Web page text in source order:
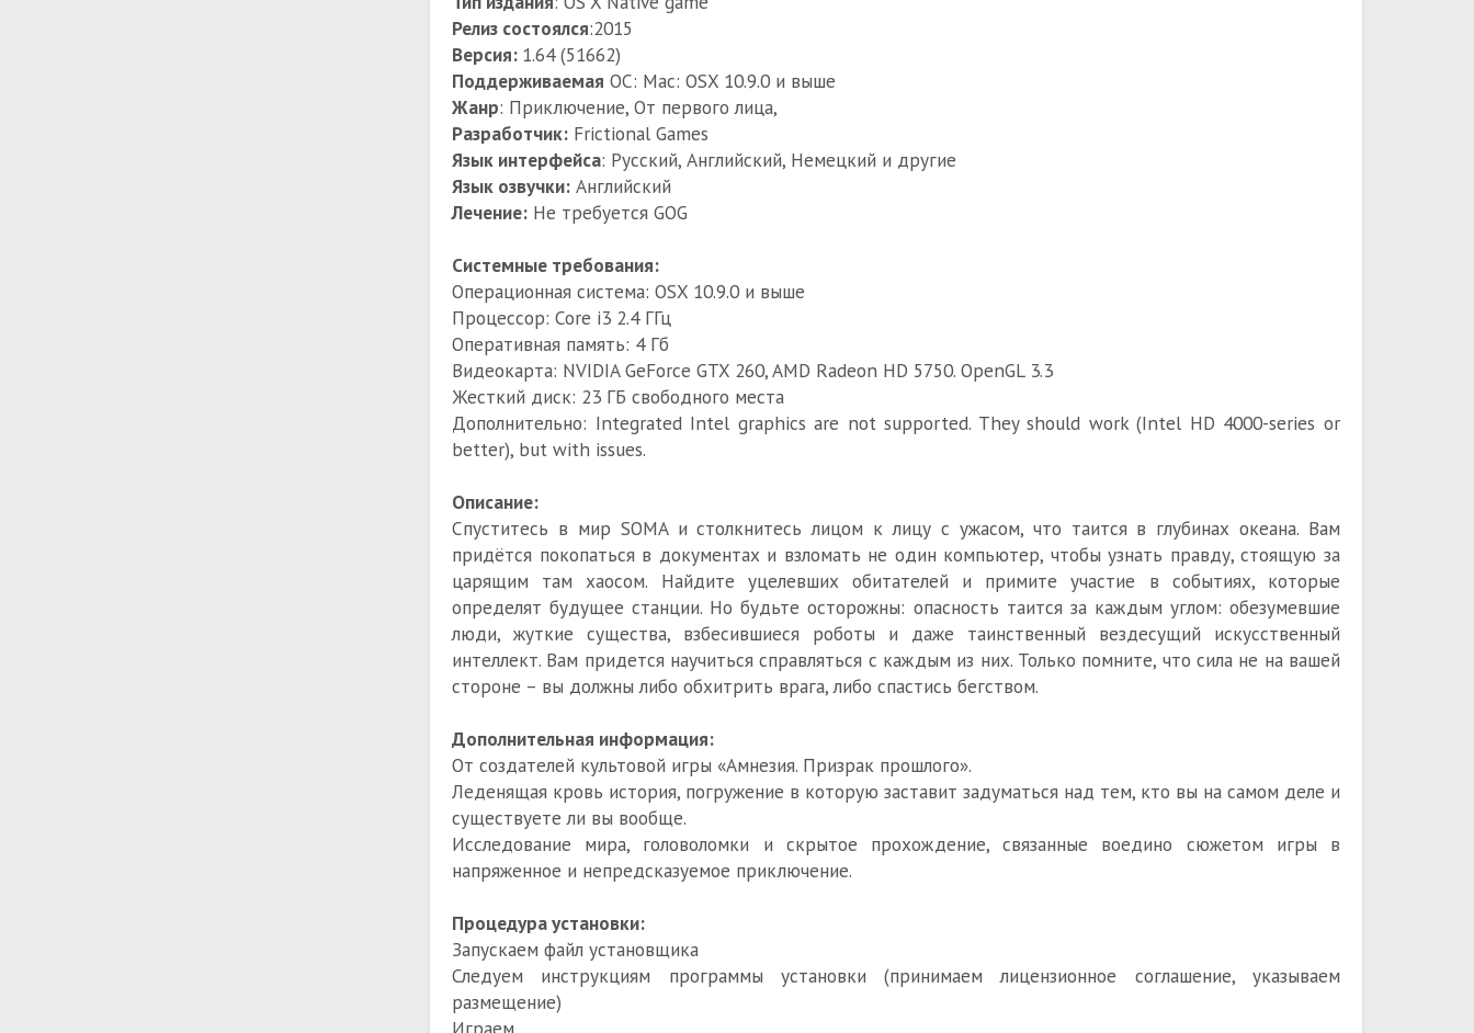
Релиз состоялся:2015
Версия: 1.64 (51662)
Поддерживаемая ОС: Mac: OSX 10.9.0 и выше
Жанр: Приключение, От первого лица,
Разработчик: Frictional Games
Язык интерфейса: Русский, Английский, Немецкий и другие
Язык озвучки: Английский
Лечение: Не требуется GOG
Системные требования:
Операционная система: OSX 10.9.0 и выше
Процессор: Core i3 2.4 ГГц
Оперативная память: 4 Гб
Видеокарта: NVIDIA GeForce GTX 260, AMD Radeon HD 5750. OpenGL 3.3
Жесткий диск: 23 ГБ свободного места
Дополнительно: Integrated Intel graphics are not supported. They should work (Intel HD 4000-series or
better), but with issues.
Описание:
Спуститесь в мир SOMA и столкнитесь лицом к лицу с ужасом, что таится в глубинах океана. Вам
придётся покопаться в документах и взломать не один компьютер, чтобы узнать правду, стоящую за
царящим там хаосом. Найдите уцелевших обитателей и примите участие в событиях, которые
определят будущее станции. Но будьте осторожны: опасность таится за каждым углом: обезумевшие
люди, жуткие существа, взбесившиеся роботы и даже таинственный вездесущий искусственный
интеллект. Вам придется научиться справляться с каждым из них. Только помните, что сила не на вашей
стороне – вы должны либо обхитрить врага, либо спастись бегством.
Дополнительная информация:
От создателей культовой игры «Амнезия. Призрак прошлого».
Леденящая кровь история, погружение в которую заставит задуматься над тем, кто вы на самом деле и
существуете ли вы вообще.
Исследование мира, головоломки и скрытое прохождение, связанные воедино сюжетом игры в
напряженное и непредсказуемое приключение.
Процедура установки:
Запускаем файл установщика
Следуем инструкциям программы установки (принимаем лицензионное соглашение, указываем
размещение)